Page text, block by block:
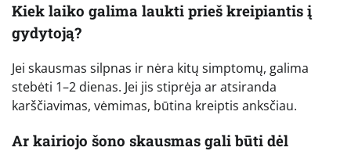
Kiek laiko galima laukti prieš kreipiantis į
gydytoją?
Jei skausmas silpnas ir nėra kitų simptomų, galima
stebėti 1–2 dienas. Jei jis stiprėja ar atsiranda
karščiavimas, vėmimas, būtina kreiptis anksčiau.
Ar kairiojo šono skausmas gali būti dėl